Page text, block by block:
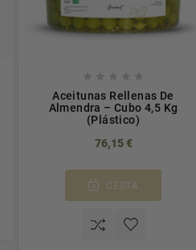
Aceitunas Rellenas De
Almendra – Cubo 4,5 Kg
(Plástico)
76,15 €
CESTA